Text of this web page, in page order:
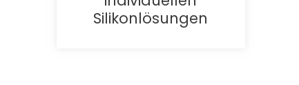
Silikonlösungen